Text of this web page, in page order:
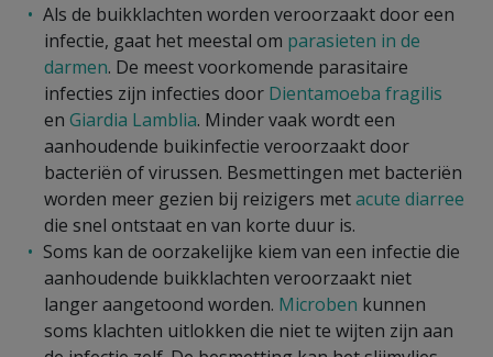
Als de buikklachten worden veroorzaakt door een
infectie, gaat het meestal om parasieten in de
darmen. De meest voorkomende parasitaire
infecties zijn infecties door Dientamoeba fragilis
en Giardia Lamblia. Minder vaak wordt een
aanhoudende buikinfectie veroorzaakt door
bacteriën of virussen. Besmettingen met bacteriën
worden meer gezien bij reizigers metacute diarree
die snel ontstaat en van korte duur is.
Soms kan de oorzakelijke kiem van een infectie die
aanhoudende buikklachten veroorzaakt niet
langer aangetoond worden. Microben kunnen
soms klachten uitlokken die niet te wijten zijn aan